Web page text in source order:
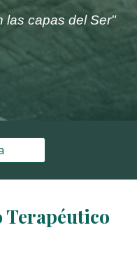
las capas del Ser"
Terapéutico